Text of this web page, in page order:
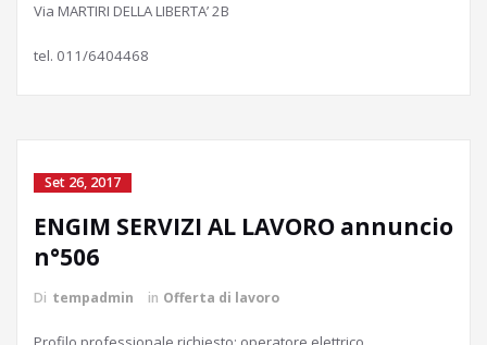
Via MARTIRI DELLA LIBERTA’ 2B
tel. 011/6404468
Set 26, 2017
ENGIM SERVIZI AL LAVORO annuncio
n°506
Di tempadmin in Offerta di lavoro